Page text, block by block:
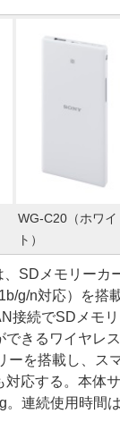
WG-C20（ホワイ
ト）
SDメモリーカ
g/n対応）を搭
接続でSDメモ
できるワイヤレ
ーを搭載し、ス
対応する。本体
連続使用時間